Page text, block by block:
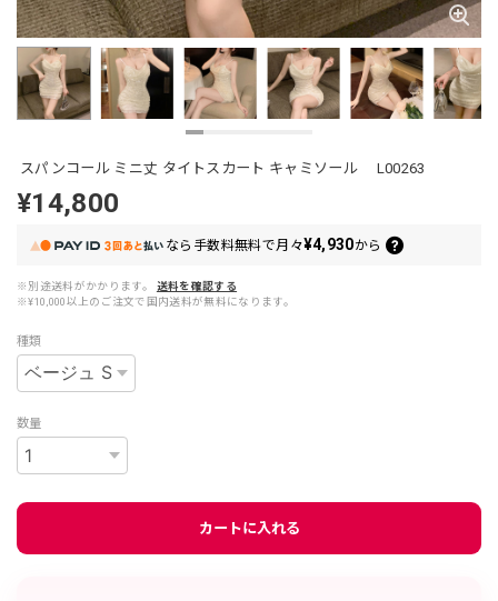
スパンコール ミニ丈 タイトスカート キャミソール L00263
¥14,800
なら 手数料無料で月々¥4,930から
※別途送料がかかります。
送料を確認する
※¥10,000以上のご注文で国内送料が無料になります。
種類
数量
カートに入れる